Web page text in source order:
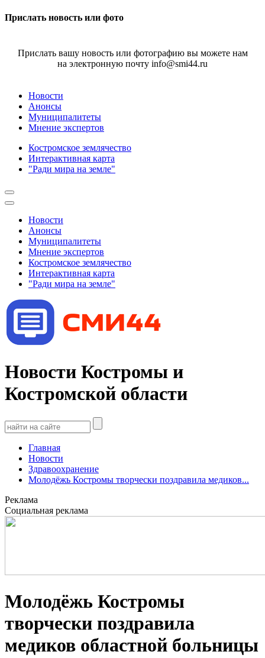
Прислать новость или фото
Прислать вашу новость или фотографию вы можете нам
на электронную почту info@smi44.ru
Новости
Анонсы
Муниципалитеты
Мнение экспертов
Костромское землячество
Интерактивная карта
"Ради мира на земле"
Новости
Анонсы
Муниципалитеты
Мнение экспертов
Костромское землячество
Интерактивная карта
"Ради мира на земле"
Новости Костромы и
Костромской области
Главная
Новости
Здравоохранение
Молодёжь Костромы творчески поздравила медиков...
Реклама
Социальная реклама
Молодёжь Костромы
творчески поздравила
медиков областной больницы